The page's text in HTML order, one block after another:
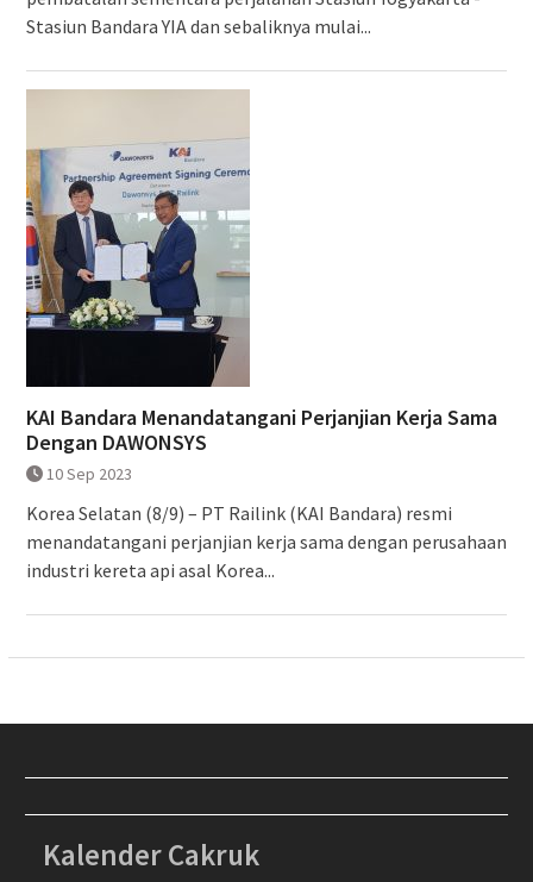
Stasiun Bandara YIA dan sebaliknya mulai...
KAI Bandara Menandatangani Perjanjian Kerja Sama
Dengan DAWONSYS
10 Sep 2023
Korea Selatan (8/9) – PT Railink (KAI Bandara) resmi
menandatangani perjanjian kerja sama dengan perusahaan
industri kereta api asal Korea...
Kalender Cakruk